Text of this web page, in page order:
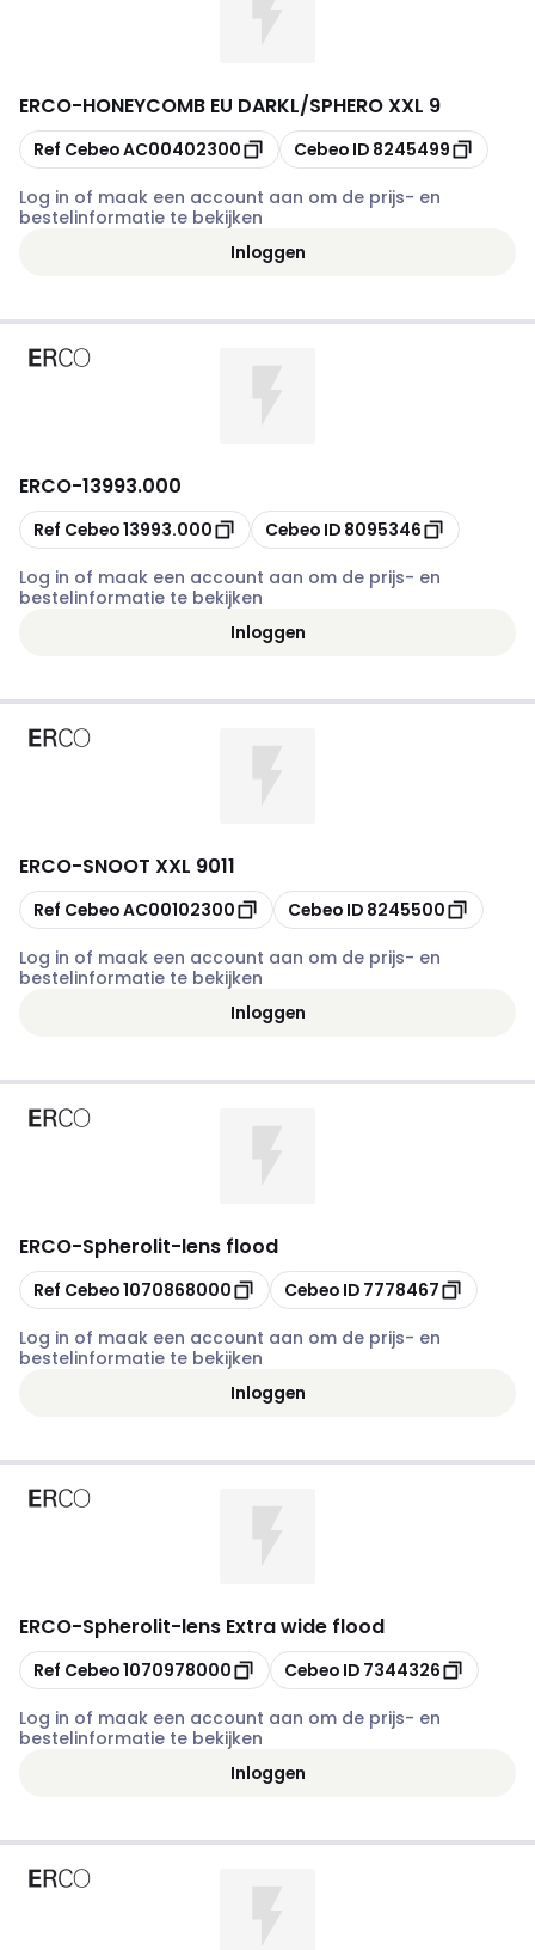
ERCO-HONEYCOMB EU DARKL/SPHERO XXL 9
Kopiëren
Ref CebeoAC00402300 Kopiëren
Cebeo ID 8245499
Log in of maak een account aan om de prijs- en
bestelinformatie te bekijken
Inloggen
ERCO-13993.000
Kopiëren
Ref Cebeo13993.000 Kopiëren
Cebeo ID 8095346
Log in of maak een account aan om de prijs- en
bestelinformatie te bekijken
Inloggen
ERCO-SNOOT XXL 9011
Kopiëren
Ref CebeoAC00102300 Kopiëren
Cebeo ID 8245500
Log in of maak een account aan om de prijs- en
bestelinformatie te bekijken
Inloggen
ERCO-Spherolit-lens flood
Kopiëren
Ref Cebeo1070868000 Kopiëren
Cebeo ID 7778467
Log in of maak een account aan om de prijs- en
bestelinformatie te bekijken
Inloggen
ERCO-Spherolit-lens Extra wide flood
Kopiëren
Ref Cebeo1070978000 Kopiëren
Cebeo ID 7344326
Log in of maak een account aan om de prijs- en
bestelinformatie te bekijken
Inloggen